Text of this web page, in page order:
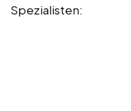
Spezialisten: